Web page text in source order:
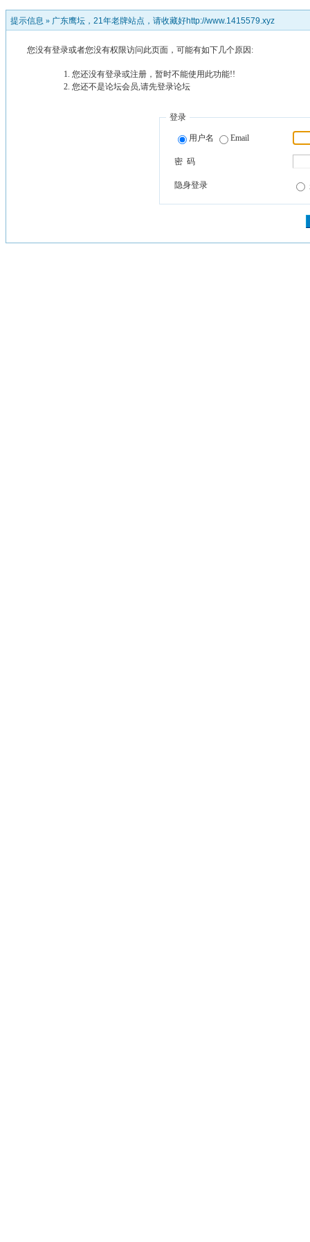
提示信息 » 广东鹰坛，21年老牌站点，请收藏好http://www.1415579.xyz
您没有登录或者您没有权限访问此页面，可能有如下几个原因:
您还没有登录或注册，暂时不能使用此功能!!
您还不是论坛会员,请先登录论坛
登录
用户名 Email
密 码
隐身登录